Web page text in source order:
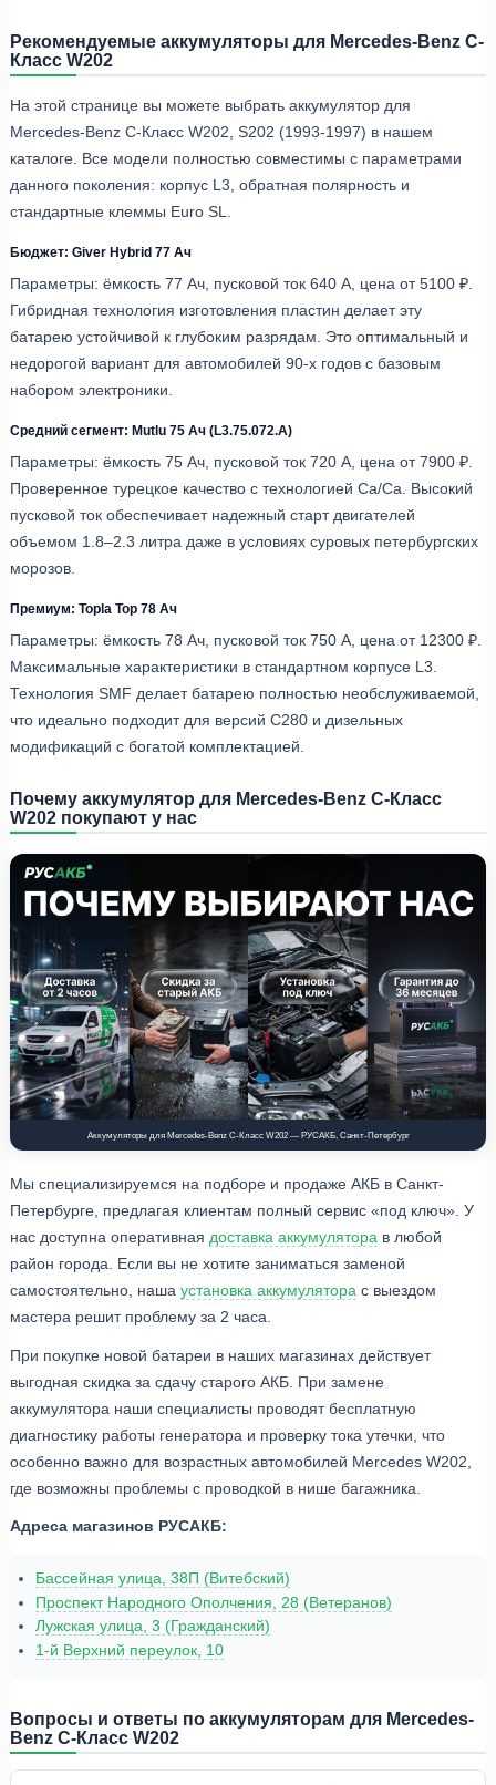
Рекомендуемые аккумуляторы для Mercedes-Benz C-
Класс W202
На этой странице вы можете выбрать аккумулятор для
Mercedes-Benz C-Класс W202, S202 (1993-1997) в нашем
каталоге. Все модели полностью совместимы с параметрами
данного поколения: корпус L3, обратная полярность и
стандартные клеммы Euro SL.
Бюджет: Giver Hybrid 77 Ач
Параметры: ёмкость 77 Ач, пусковой ток 640 А, цена от 5100 ₽.
Гибридная технология изготовления пластин делает эту
батарею устойчивой к глубоким разрядам. Это оптимальный и
недорогой вариант для автомобилей 90-х годов с базовым
набором электроники.
Средний сегмент: Mutlu 75 Ач (L3.75.072.A)
Параметры: ёмкость 75 Ач, пусковой ток 720 А, цена от 7900 ₽.
Проверенное турецкое качество с технологией Ca/Ca. Высокий
пусковой ток обеспечивает надежный старт двигателей
объемом 1.8–2.3 литра даже в условиях суровых петербургских
морозов.
Премиум: Topla Top 78 Ач
Параметры: ёмкость 78 Ач, пусковой ток 750 А, цена от 12300 ₽.
Максимальные характеристики в стандартном корпусе L3.
Технология SMF делает батарею полностью необслуживаемой,
что идеально подходит для версий C280 и дизельных
модификаций с богатой комплектацией.
Почему аккумулятор для Mercedes-Benz C-Класс
W202 покупают у нас
Аккумуляторы для Mercedes-Benz C-Класс W202 — РУСАКБ, Санкт-Петербург
Мы специализируемся на подборе и продаже АКБ в Санкт-
Петербурге, предлагая клиентам полный сервис «под ключ». У
нас доступна оперативная доставка аккумулятора в любой
район города. Если вы не хотите заниматься заменой
самостоятельно, наша установка аккумулятора с выездом
мастера решит проблему за 2 часа.
При покупке новой батареи в наших магазинах действует
выгодная скидка за сдачу старого АКБ. При замене
аккумулятора наши специалисты проводят бесплатную
диагностику работы генератора и проверку тока утечки, что
особенно важно для возрастных автомобилей Mercedes W202,
где возможны проблемы с проводкой в нише багажника.
Адреса магазинов РУСАКБ:
Бассейная улица, 38П (Витебский)
Проспект Народного Ополчения, 28 (Ветеранов)
Лужская улица, 3 (Гражданский)
1-й Верхний переулок, 10
Вопросы и ответы по аккумуляторам для Mercedes-
Benz C-Класс W202